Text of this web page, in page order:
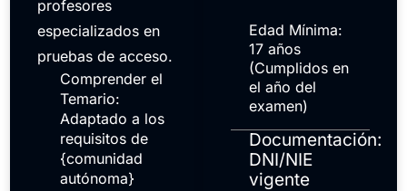
profesores
especializados en
pruebas de acceso.
Comprender el
Temario:
Adaptado a los
requisitos de
{comunidad
autónoma}
Edad Mínima:
17 años
(Cumplidos en
el año del
examen)
Documentación:
DNI/NIE
vigente